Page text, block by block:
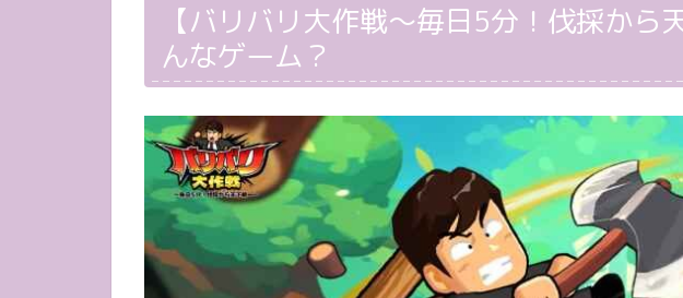
【バリバリ大作戦～毎日5分！伐採から
んなゲーム？